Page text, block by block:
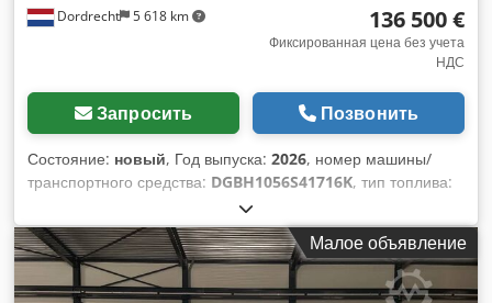
Dordrecht 5 618 km 136 500 €
Фиксированная цена без учета
НДС
Запросить Позвонить
Состояние: новый, Год выпуска: 2026, номер машины/
транспортного средства: DGBH1056S41716K, тип топлива:
, производитель двигателей:
Назначение: Строительство Собственный вес: 11 430 кг
Мощность генератора: 1 100 кВА Габариты грузового
отсека: 600 x 235 x 290 см СE-маркировка: да Объем
водяного бака: 1 460 л За дополнительной информацией
Малое объявление